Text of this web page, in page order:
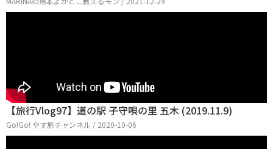
【旅行Vlog97】道の駅 子守唄の里 五木 (2019.11.9)
Go!Go! やす旅チャンネル / 2020-10-06